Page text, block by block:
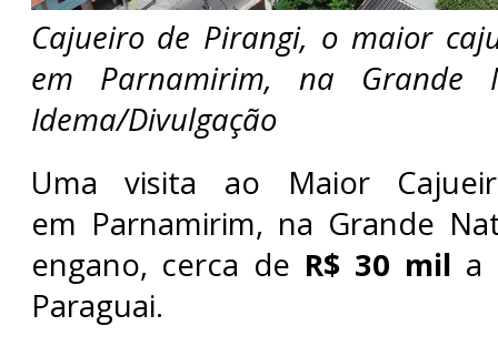
Cajueiro de Pirangi, o maior
em Parnamirim, na Grande
Idema/Divulgação
Uma visita ao Maior
em Parnamirim, na Grande
engano, cerca de R$ 30 mil a
Paraguai.